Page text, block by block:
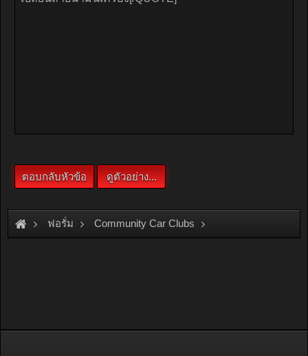
ฟอรั่ม Community Car Clubs